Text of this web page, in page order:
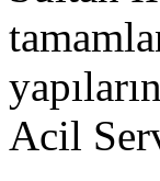
Acil